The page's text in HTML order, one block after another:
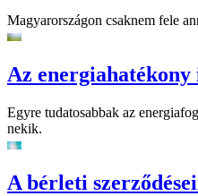
Magyarországon csaknem fele
Az
Egyre tudatosabbak az
nekik.
A bérleti